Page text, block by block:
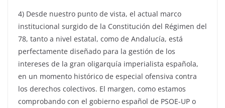
4) Desde nuestro punto de vista, el actual marco
institucional surgido de la Constitución del Régimen del
78, tanto a nivel estatal, como de Andalucía, está
perfectamente diseñado para la gestión de los
intereses de la gran oligarquía imperialista española,
en un momento histórico de especial ofensiva contra
los derechos colectivos. El margen, como estamos
comprobando con el gobierno español de PSOE-UP o